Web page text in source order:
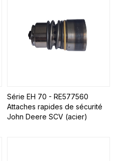
Série EH 70 - RE577560
Attaches rapides de sécurité
John Deere SCV (acier)